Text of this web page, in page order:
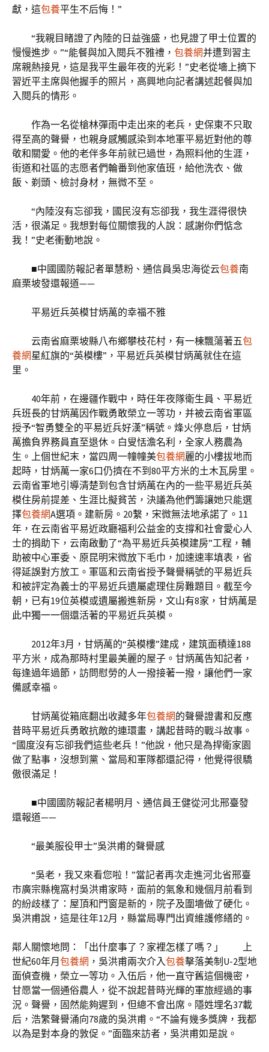
獻，這包養平生不后悔！”
“我親目睹證了內陸的日益強盛，也見證了甲士位置的
慢慢進步。”“能餐與加入閱兵不雅禮， 包養網并遭到習主
席親熱接見，這是我平生最年夜的光彩！”史老從墻上摘下
習近平主席與他握手的照片，高興地向記者講述起餐與加
入閱兵的情形。
作為一名從槍林彈雨中走出來的老兵，史保東不只取
得至高的聲譽，也親身感觸感染到本地軍平易近對他的尊
敬和關愛。他的老伴多年前就已過世，為照料他的生涯，
街道和社區的志愿者們輪番到他家值班，給他洗衣、做
飯、剃頭、檢討身材，無微不至。
“內陸沒有忘卻我，國民沒有忘卻我，我生涯得很快
活，很滿足。我想對每位關懷我的人說：感謝你們惦念
我！”史老衝動地說。
■中國國防報記者單慧粉、通信員吳忠海從云包養南
麻栗坡發還報道——
平易近兵英模甘炳萬的幸福不雅
云南省麻栗坡縣八布鄉攀枝花村，有一棟飄蕩著五包
養網星紅旗的“英模樓”，平易近兵英模甘炳萬就住在這
里。
40年前，在邊疆作戰中，時任年夜隊衛生員、平易近
兵班長的甘炳萬因作戰勇敢榮立一等功，并被云南省軍區
授予“智勇雙全的平易近兵好漢”稱號。烽火停息后，甘炳
萬擔負界務員直至退休。白叟恬澹名利，全家人務農為
生。上個世紀末，當四周一幢幢美包養網麗的小樓拔地而
起時，甘炳萬一家6口仍擠在不到80平方米的土木瓦房里。
云南省軍地引導清楚到包含甘炳萬在內的一些平易近兵英
模住房前提差、生涯比擬貧苦，決議為他們籌讓她只能選
擇包養網A選項。建新房。20繫，宋微無法地承諾了。11
年，在云南省平易近政廳福利公益金的支撐和社會愛心人
士的捐助下，云南啟動了“為平易近兵英模建房”工程，輔
助被中心軍委、原昆明宋微放下毛巾，加速速率填表，省
得延誤對方放工。軍區和云南省授予聲譽稱號的平易近兵
和被評定為義士的平易近兵遺屬處理住房難題目。截至今
朝，已有19位英模或遺屬搬進新房，文山有8家，甘炳萬是
此中獨一一個還活著的平易近兵英模。
2012年3月，甘炳萬的“英模樓”建成，建筑面積達188
平方米，成為那時村里最美麗的屋子。甘炳萬告知記者，
每逢過年過節，訪問慰勞的人一撥接著一撥，讓他們一家
備感幸福。
甘炳萬從箱底翻出收藏多年包養網的聲譽證書和反應
昔時平易近兵勇敢抗敵的連環畫，講起昔時的戰斗故事。
“國度沒有忘卻我們這些老兵！”他說，他只是為捍衛家園
做了點事，沒想到黨、當局和軍隊都還記得，他覺得很驕
傲很滿足！
■中國國防報記者楊明月、通信員王健從河北邢臺發
還報道——
“最美服役甲士”吳洪甫的聲譽感
“吳老，我又來看您啦！”當記者再次走進河北省邢臺
市廣宗縣槐窩村吳洪甫家時，面前的氣象和幾個月前看到
的紛歧樣了：屋頂和門窗是新的，院子及圍墻做了硬化。
吳洪甫說，這是往年12月，縣當局專門出資維護修繕的。
鄰人關懷地問：「出什麼事了？家裡怎樣了嗎？」 上
世紀60年月 包養網 ，吳洪甫兩次介入包養擊落美制U-2型地
面偵查機，榮立一等功。入伍后，他一直守舊這個機密，
甘愿當一個通俗農人，從不說起昔時光輝的軍旅經過的事
況。聲譽，固然能夠遲到，但總不會出席。隱姓埋名37載
后，浩繁聲譽涌向78歲的吳洪甫。“不論有幾多獎牌，我都
以為是對本身的敦促。”面臨來訪者，吳洪甫如是說。